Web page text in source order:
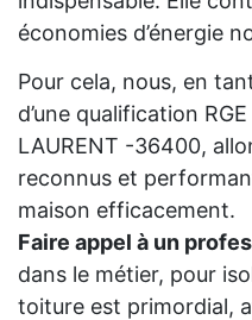
économies d’énergie
Pour cela, nous, en
d’une qualification
LAURENT -36400,
reconnus et
maison efficacement.
Faire appel à un
dans le métier, pour
toiture est primordial,